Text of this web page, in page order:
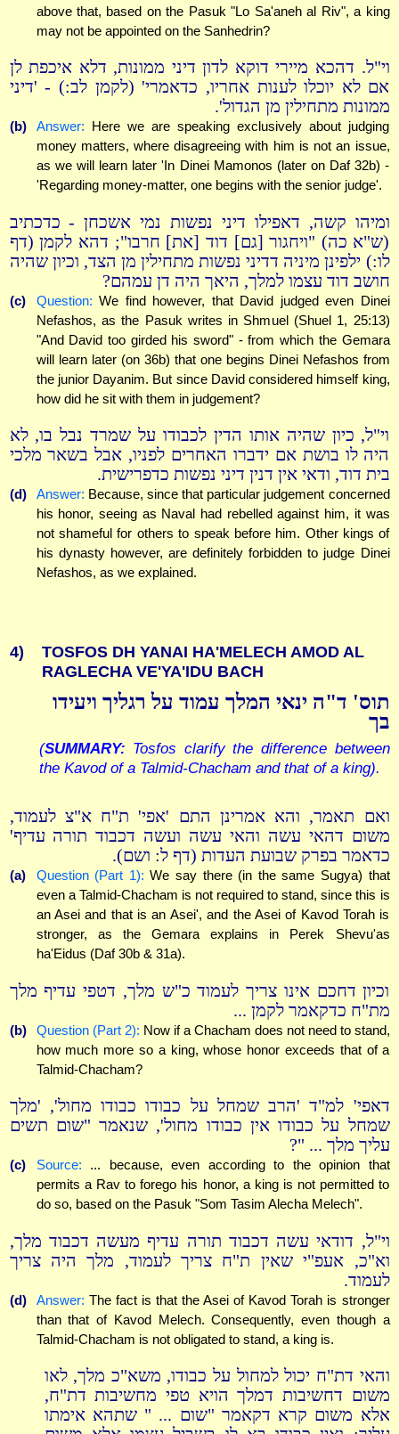
above that, based on the Pasuk "Lo Sa'aneh al Riv", a king
may not be appointed on the Sanhedrin?
וי"ל. דהכא מיירי דוקא לדון דיני ממונות, דלא איכפת לן
אם לא יוכלו לענות אחריו, כדאמרי' (לקמן לב:) - 'דיני
ממונות מתחילין מן הגדול'.
(b) Answer: Here we are speaking exclusively about judging
money matters, where disagreeing with him is not an issue,
as we will learn later 'In Dinei Mamonos (later on Daf 32b) -
'Regarding money-matter, one begins with the senior judge'.
ומיהו קשה, דאפילו דיני נפשות נמי אשכחן - כדכתיב
(ש"א כה) "ויחגור [גם] דוד [את] חרבו"; דהא לקמן (דף
לו:) ילפינן מיניה דדיני נפשות מתחילין מן הצד, וכיון שהיה
חושב דוד עצמו למלך, היאך היה דן עמהם?
(c) Question: We find however, that David judged even Dinei
Nefashos, as the Pasuk writes in Shmuel (Shuel 1, 25:13)
"And David too girded his sword" - from which the Gemara
will learn later (on 36b) that one begins Dinei Nefashos from
the junior Dayanim. But since David considered himself king,
how did he sit with them in judgement?
וי"ל, כיון שהיה אותו הדין לכבודו על שמרד נבל בו, לא
היה לו בושת אם ידברו האחרים לפניו, אבל בשאר מלכי
בית דוד, ודאי אין דנין דיני נפשות כדפרישית.
(d) Answer: Because, since that particular judgement concerned
his honor, seeing as Naval had rebelled against him, it was
not shameful for others to speak before him. Other kings of
his dynasty however, are definitely forbidden to judge Dinei
Nefashos, as we explained.
4)
TOSFOS DH YANAI HA'MELECH AMOD AL
RAGLECHA VE'YA'IDU BACH
תוס' ד"ה ינאי המלך עמוד על רגליך ויעידו
בך
(SUMMARY: Tosfos clarify the difference between
the Kavod of a Talmid-Chacham and that of a king).
ואם תאמר, והא אמרינן התם 'אפי' ת"ח א"צ לעמוד,
משום דהאי עשה והאי עשה ועשה דכבוד תורה עדיף'
כדאמר בפרק שבועת העדות (דף ל: ושם).
(a) Question (Part 1): We say there (in the same Sugya) that
even a Talmid-Chacham is not required to stand, since this is
an Asei and that is an Asei', and the Asei of Kavod Torah is
stronger, as the Gemara explains in Perek Shevu'as
ha'Eidus (Daf 30b & 31a).
וכיון דחכם אינו צריך לעמוד כ"ש מלך, דטפי עדיף מלך
מת"ח כדקאמר לקמן ...
(b) Question (Part 2): Now if a Chacham does not need to stand,
how much more so a king, whose honor exceeds that of a
Talmid-Chacham?
דאפי' למ"ד 'הרב שמחל על כבודו כבודו מחול', 'מלך
שמחל על כבודו אין כבודו מחול', שנאמר "שום תשים
עליך מלך ... "?
(c) Source: ... because, even according to the opinion that
permits a Rav to forego his honor, a king is not permitted to
do so, based on the Pasuk "Som Tasim Alecha Melech".
וי"ל, דודאי עשה דכבוד תורה עדיף מעשה דכבוד מלך,
וא"כ, אעפ"י שאין ת"ח צריך לעמוד, מלך היה צריך
לעמוד.
(d) Answer: The fact is that the Asei of Kavod Torah is stronger
than that of Kavod Melech. Consequently, even though a
Talmid-Chacham is not obligated to stand, a king is.
והאי דת"ח יכול למחול על כבודו, משא"כ מלך, לאו
משום דחשיבות דמלך הויא טפי מחשיבות דת"ח,
אלא משום קרא דקאמר "שום ... " שתהא אימתו